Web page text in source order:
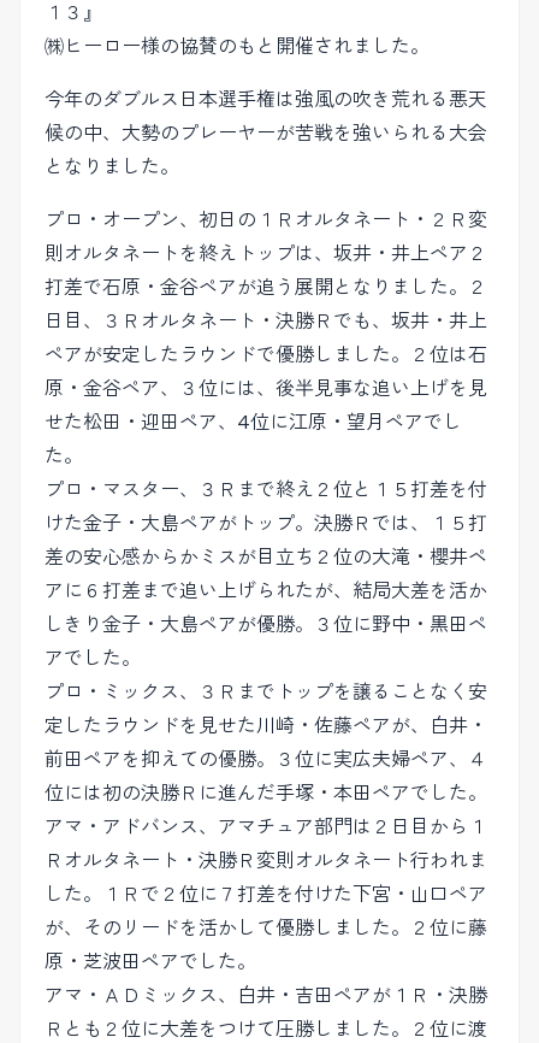
１３』
㈱ヒーロー様の協賛のもと開催されました。
今年のダブルス日本選手権は強風の吹き荒れる悪天
候の中、大勢のプレーヤーが苦戦を強いられる大会
となりました。
プロ・オープン、初日の１Ｒオルタネート・２Ｒ変
則オルタネートを終えトップは、坂井・井上ペア２
打差で石原・金谷ペアが追う展開となりました。２
日目、３Ｒオルタネート・決勝Ｒでも、坂井・井上
ペアが安定したラウンドで優勝しました。２位は石
原・金谷ペア、３位には、後半見事な追い上げを見
せた松田・迎田ペア、4位に江原・望月ペアでし
た。
プロ・マスター、３Ｒまで終え２位と１５打差を付
けた金子・大島ペアがトップ。決勝Ｒでは、１５打
差の安心感からかミスが目立ち２位の大滝・櫻井ペ
アに６打差まで追い上げられたが、結局大差を活か
しきり金子・大島ペアが優勝。３位に野中・黒田ペ
アでした。
プロ・ミックス、３Ｒまでトップを譲ることなく安
定したラウンドを見せた川崎・佐藤ペアが、白井・
前田ペアを抑えての優勝。３位に実広夫婦ペア、４
位には初の決勝Ｒに進んだ手塚・本田ペアでした。
アマ・アドバンス、アマチュア部門は２日目から１
Ｒオルタネート・決勝Ｒ変則オルタネート行われま
した。１Ｒで２位に７打差を付けた下宮・山口ペア
が、そのリードを活かして優勝しました。２位に藤
原・芝波田ペアでした。
アマ・ＡＤミックス、白井・吉田ペアが１Ｒ・決勝
Ｒとも２位に大差をつけて圧勝しました。２位に渡